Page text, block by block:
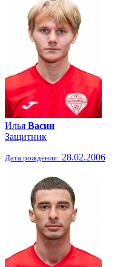
Илья Васин
Защитник
Дата рождения: 28.02.2006